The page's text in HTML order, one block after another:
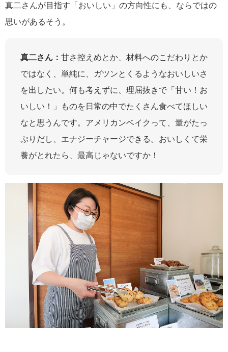
真二さんが目指す「おいしい」の方向性にも、ならではの
思いがあるそう。
真二さん： 甘さ控えめとか、材料へのこだわりとか
ではなく、単純に、ガツンとくるようなおいしいさ
を出したい。何も考えずに、理屈抜きで「甘い！お
いしい！」ものを日常の中でたくさん食べてほしい
なと思うんです。アメリカンベイクって、量がたっ
ぷりだし、エナジーチャージできる。おいしくて栄
養がとれたら、最高じゃないですか！